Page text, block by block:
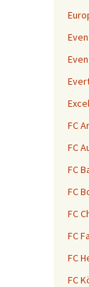
FC
FC
FC
FC
FC
FC
FC
FC